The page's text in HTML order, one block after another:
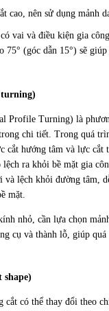
cao, nên sử dụng mảnh
vai và điều kiện gia
75° (góc dẫn 15°) sẽ giúp
Profile Turning) là
chi tiết. Trong quá
cắt hướng tâm và lực cắt
lệch ra khỏi bề mặt gia
và lệch khỏi đường tâm,
mặt.
nhỏ, cần lựa chọn
cụ và thành lỗ, giúp
có thể thay đổi theo